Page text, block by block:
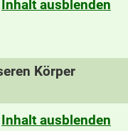
Inhalt ausblenden
Körper
Inhalt ausblenden